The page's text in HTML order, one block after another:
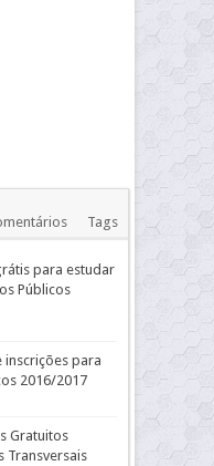
Tags
para estudar
Públicos
inscrições para
2016/2017
Gratuitos
Transversais